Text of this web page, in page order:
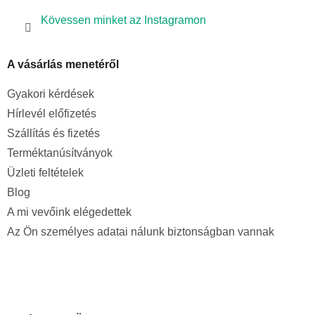
Kövessen minket az Instagramon
A vásárlás menetéről
Gyakori kérdések
Hírlevél előfizetés
Szállítás és fizetés
Terméktanúsítványok
Üzleti feltételek
Blog
A mi vevőink elégedettek
Az Ön személyes adatai nálunk biztonságban vannak